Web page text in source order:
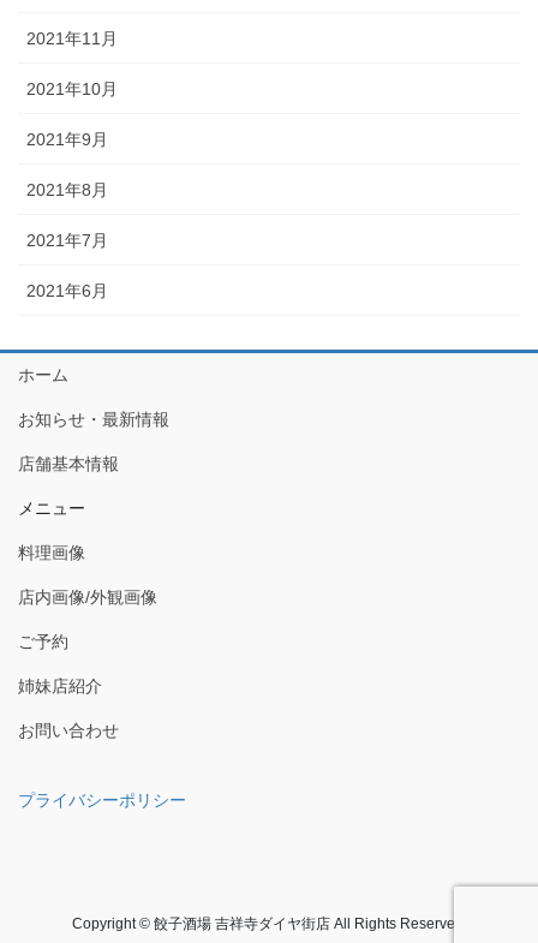
2021年11月
2021年10月
2021年9月
2021年8月
2021年7月
2021年6月
ホーム
お知らせ・最新情報
店舗基本情報
メニュー
料理画像
店内画像/外観画像
ご予約
姉妹店紹介
お問い合わせ
プライバシーポリシー
Copyright © 餃子酒場 吉祥寺ダイヤ街店 All Rights Reserved.